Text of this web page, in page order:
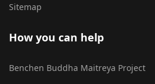
Sitemap
How you can help
Benchen Buddha Maitreya Project